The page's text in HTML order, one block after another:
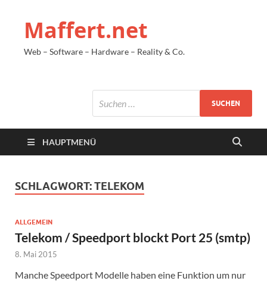
Maffert.net
Web – Software – Hardware – Reality & Co.
HAUPTMENÜ
SCHLAGWORT:TELEKOM
ALLGEMEIN
Telekom / Speedport blockt Port 25 (smtp)
8. Mai 2015
Manche Speedport Modelle haben eine Funktion um nur